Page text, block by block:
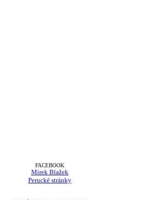
FACEBOOK
Mirek Blažek
Perucké stránky